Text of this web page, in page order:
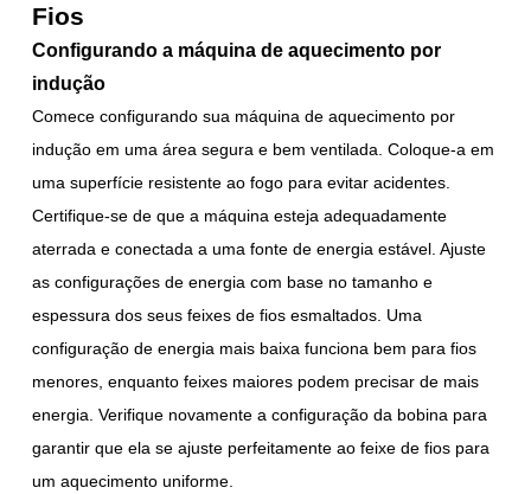
Fios
Configurando a máquina de aquecimento por
indução
Comece configurando sua máquina de aquecimento por
indução em uma área segura e bem ventilada. Coloque-a em
uma superfície resistente ao fogo para evitar acidentes.
Certifique-se de que a máquina esteja adequadamente
aterrada e conectada a uma fonte de energia estável. Ajuste
as configurações de energia com base no tamanho e
espessura dos seus feixes de fios esmaltados. Uma
configuração de energia mais baixa funciona bem para fios
menores, enquanto feixes maiores podem precisar de mais
energia. Verifique novamente a configuração da bobina para
garantir que ela se ajuste perfeitamente ao feixe de fios para
um aquecimento uniforme.